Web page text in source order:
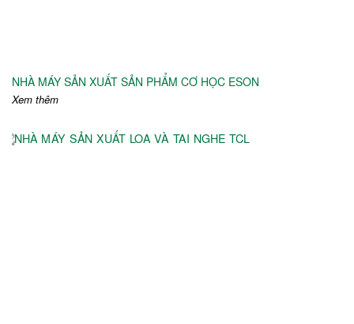
NHÀ MÁY SẢN XUẤT SẢN PHẨM CƠ HỌC ESON
Xem thêm